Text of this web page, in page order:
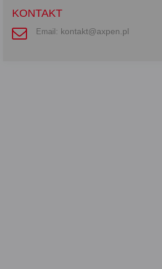
KONTAKT
Email: kontakt@axpen.pl